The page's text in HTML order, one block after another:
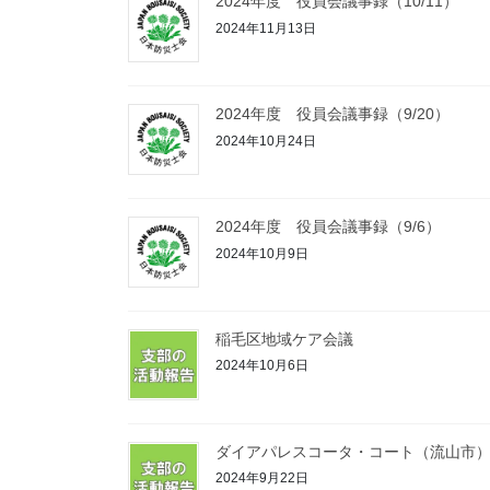
2024年11月13日
2024年度 役員会議事録（9/20）
2024年10月24日
2024年度 役員会議事録（9/6）
2024年10月9日
稲毛区地域ケア会議
2024年10月6日
ダイアパレスコータ・コート（流山市
2024年9月22日